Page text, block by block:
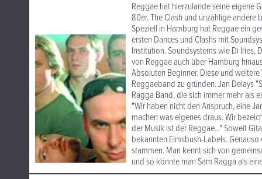
Reggae hat hierzulande seine eigene
80er. The Clash und unzählige andere
Speziell in Hamburg hat Reggae ein
ersten Dances und Clashs mit
Institution. Soundsystems wie Di Iries,
von Reggae auch über Hamburg
Absoluten Beginner. Diese und
Reggaeband zu gründen. Jan Delays
Ragga Band, die sich immer mehr als
"Wir haben nicht den Anspruch, eine
machen was eigenes draus. Wir
der Musik ist der Reggae..." Soweit
bekannten Eimsbush-Labels.
stammen. Man kennt sich von
und so könnte man Sam Ragga als